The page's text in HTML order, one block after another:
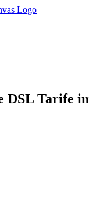
DSL Tarife